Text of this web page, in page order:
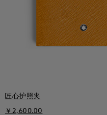
匠心护照夹
￥2,600.00